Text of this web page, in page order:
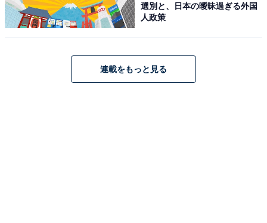
回答者からは、「どんなパフォーマンスなのか楽しみ。
のコンセプトがこだわっていて見ていて楽しいから」
（30代女性／茨城県）、「いつも唯一無二の世界観でス
選別と、日本の曖昧過ぎる外国
人政策
連載をもっと見る